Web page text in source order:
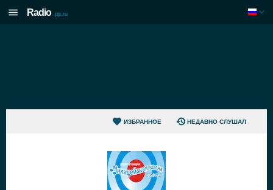
Radio .pp.ru
ИЗБРАННОЕ НЕДАВНО СЛУШАЛ